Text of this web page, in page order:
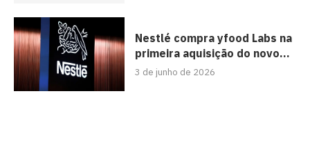
Nestlé compra yfood Labs na
primeira aquisição do novo...
3 de junho de 2026